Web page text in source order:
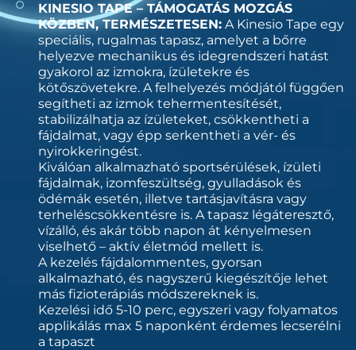
KINESIO TAPE – TÁMOGATÁS MOZGÁS
KÖZBEN, TERMÉSZETESEN:A Kinesio Tape egy
speciális, rugalmas tapasz, amelyet a bőrre
helyezve mechanikus és idegrendszeri hatást
gyakorol az izmokra, ízületekre és
kötőszövetekre. A felhelyezés módjától függően
segítheti az izmok tehermentesítését,
stabilizálhatja az ízületeket, csökkentheti a
fájdalmat, vagy épp serkentheti a vér- és
nyirokkeringést.
Kiválóan alkalmazható sportsérülések, ízületi
fájdalmak, izomfeszültség, gyulladások és
ödémák esetén, illetve tartásjavításra vagy
terheléscsökkentésre is. A tapasz légáteresztő,
vízálló, és akár több napon át kényelmesen
viselhető – aktív életmód mellett is.
A kezelés fájdalommentes, gyorsan
alkalmazható, és nagyszerű kiegészítője lehet
más fizioterápiás módszereknek is.
Kezelési idő 5-10 perc, egyszeri vagy folyamatos
applikálás max 5 naponként érdemes lecserélni
a tapaszt